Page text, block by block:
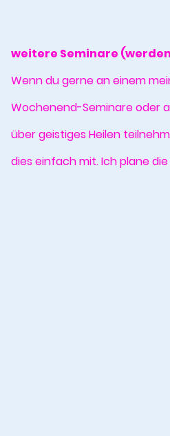
weitere Seminare
Wenn du gerne an einem
Wochenend-Seminare oder
über geistiges Heilen
dies einfach mit. Ich plane